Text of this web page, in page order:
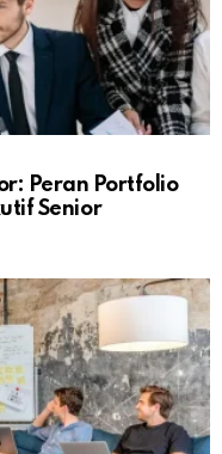
Peran Portfolio
Senior